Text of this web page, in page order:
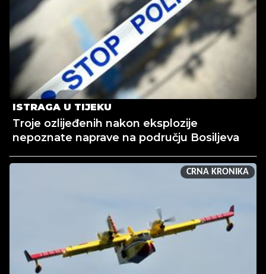
ISTRAGA U TIJEKU
Troje ozlijeđenih nakon eksplozije
nepoznate naprave na području Bosiljeva
CRNA KRONIKA